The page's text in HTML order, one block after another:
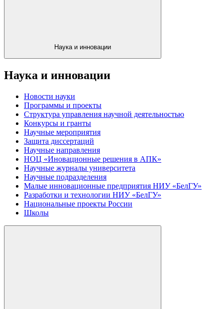
Наука и инновации
Наука и инновации
Новости науки
Программы и проекты
Структура управления научной деятельностью
Конкурсы и гранты
Научные мероприятия
Защита диссертаций
Научные направления
НОЦ «Иновационные решения в АПК»
Научные журналы университета
Научные подразделения
Малые инновационные предприятия НИУ «БелГУ»
Разработки и технологии НИУ «БелГУ»
Национальные проекты России
Школы